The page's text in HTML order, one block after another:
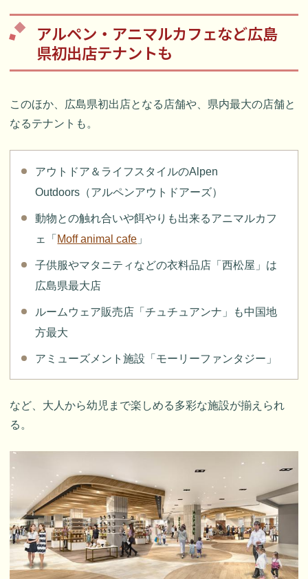
アルペン・アニマルカフェなど広島
県初出店テナントも
このほか、広島県初出店となる店舗や、県内最大の店舗と
なるテナントも。
アウトドア＆ライフスタイルのAlpen
Outdoors（アルペンアウトドアーズ）
動物との触れ合いや餌やりも出来るアニマルカフ
ェ「 Moff animal cafe 」
子供服やマタニティなどの衣料品店「西松屋」は
広島県最大店
ルームウェア販売店「チュチュアンナ」も中国地
方最大
アミューズメント施設「モーリーファンタジー」
など、大人から幼児まで楽しめる多彩な施設が揃えられ
る。